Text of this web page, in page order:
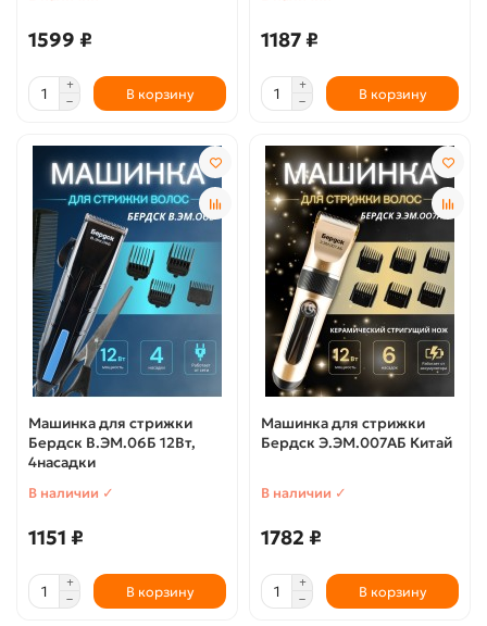
1599 ₽
В корзину
1187 ₽
В корзину
Машинка для стрижки
Бердск В.ЭМ.06Б 12Вт,
4насадки
В наличии ✓
1151 ₽
В корзину
Машинка для стрижки
Бердск Э.ЭМ.007АБ Китай
В наличии ✓
1782 ₽
В корзину